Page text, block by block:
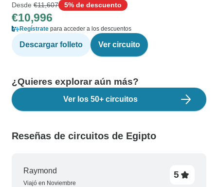
Desde €11,607 5% de descuento
€10,996
Regístrate para acceder a los descuentos
Descargar folleto Ver circuito
¿Quieres explorar aún más?
Ver los 50+ circuitos
Reseñas de circuitos de Egipto
Raymond
Viajó en Noviembre
5